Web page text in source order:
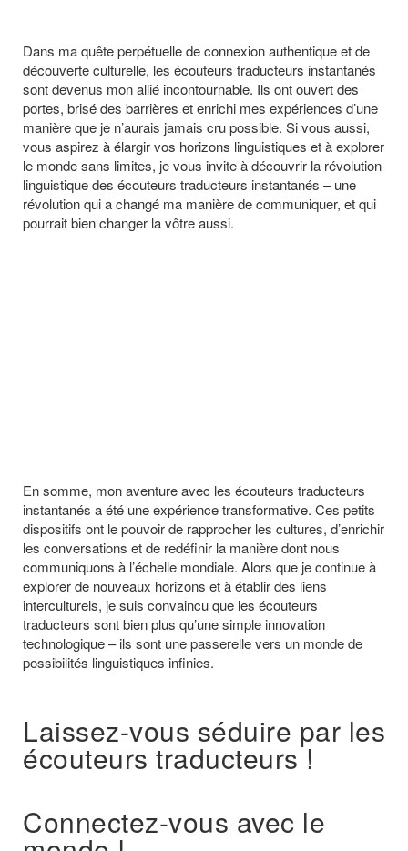
Dans ma quête perpétuelle de connexion authentique et de
découverte culturelle, les écouteurs traducteurs instantanés
sont devenus mon allié incontournable. Ils ont ouvert des
portes, brisé des barrières et enrichi mes expériences d’une
manière que je n’aurais jamais cru possible. Si vous aussi,
vous aspirez à élargir vos horizons linguistiques et à explorer
le monde sans limites, je vous invite à découvrir la révolution
linguistique des écouteurs traducteurs instantanés – une
révolution qui a changé ma manière de communiquer, et qui
pourrait bien changer la vôtre aussi.
En somme, mon aventure avec les écouteurs traducteurs
instantanés a été une expérience transformative. Ces petits
dispositifs ont le pouvoir de rapprocher les cultures, d’enrichir
les conversations et de redéfinir la manière dont nous
communiquons à l’échelle mondiale. Alors que je continue à
explorer de nouveaux horizons et à établir des liens
interculturels, je suis convaincu que les écouteurs
traducteurs sont bien plus qu’une simple innovation
technologique – ils sont une passerelle vers un monde de
possibilités linguistiques infinies.
Laissez-vous séduire par les
écouteurs traducteurs !
Connectez-vous avec le